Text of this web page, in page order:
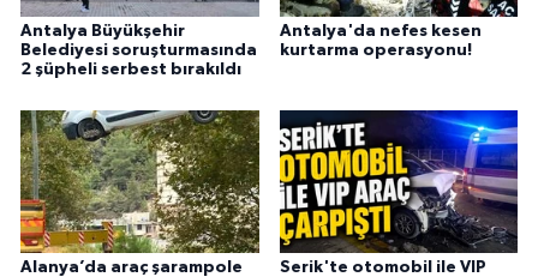
Antalya Büyükşehir
Belediyesi soruşturmasında
2 şüpheli serbest bırakıldı
Antalya'da nefes kesen
kurtarma operasyonu!
Alanya’da araç şarampole
Serik'te otomobil ile VIP